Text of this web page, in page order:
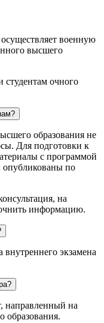
военную
высшего
очного
образования не
Для подготовки к
с программой
по
на
информацию.
внутреннего экзамена
направленный на
образования.